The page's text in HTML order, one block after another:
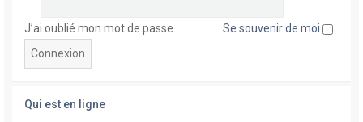
J’ai oublié mon mot de passe Se souvenir de moi
Qui est en ligne